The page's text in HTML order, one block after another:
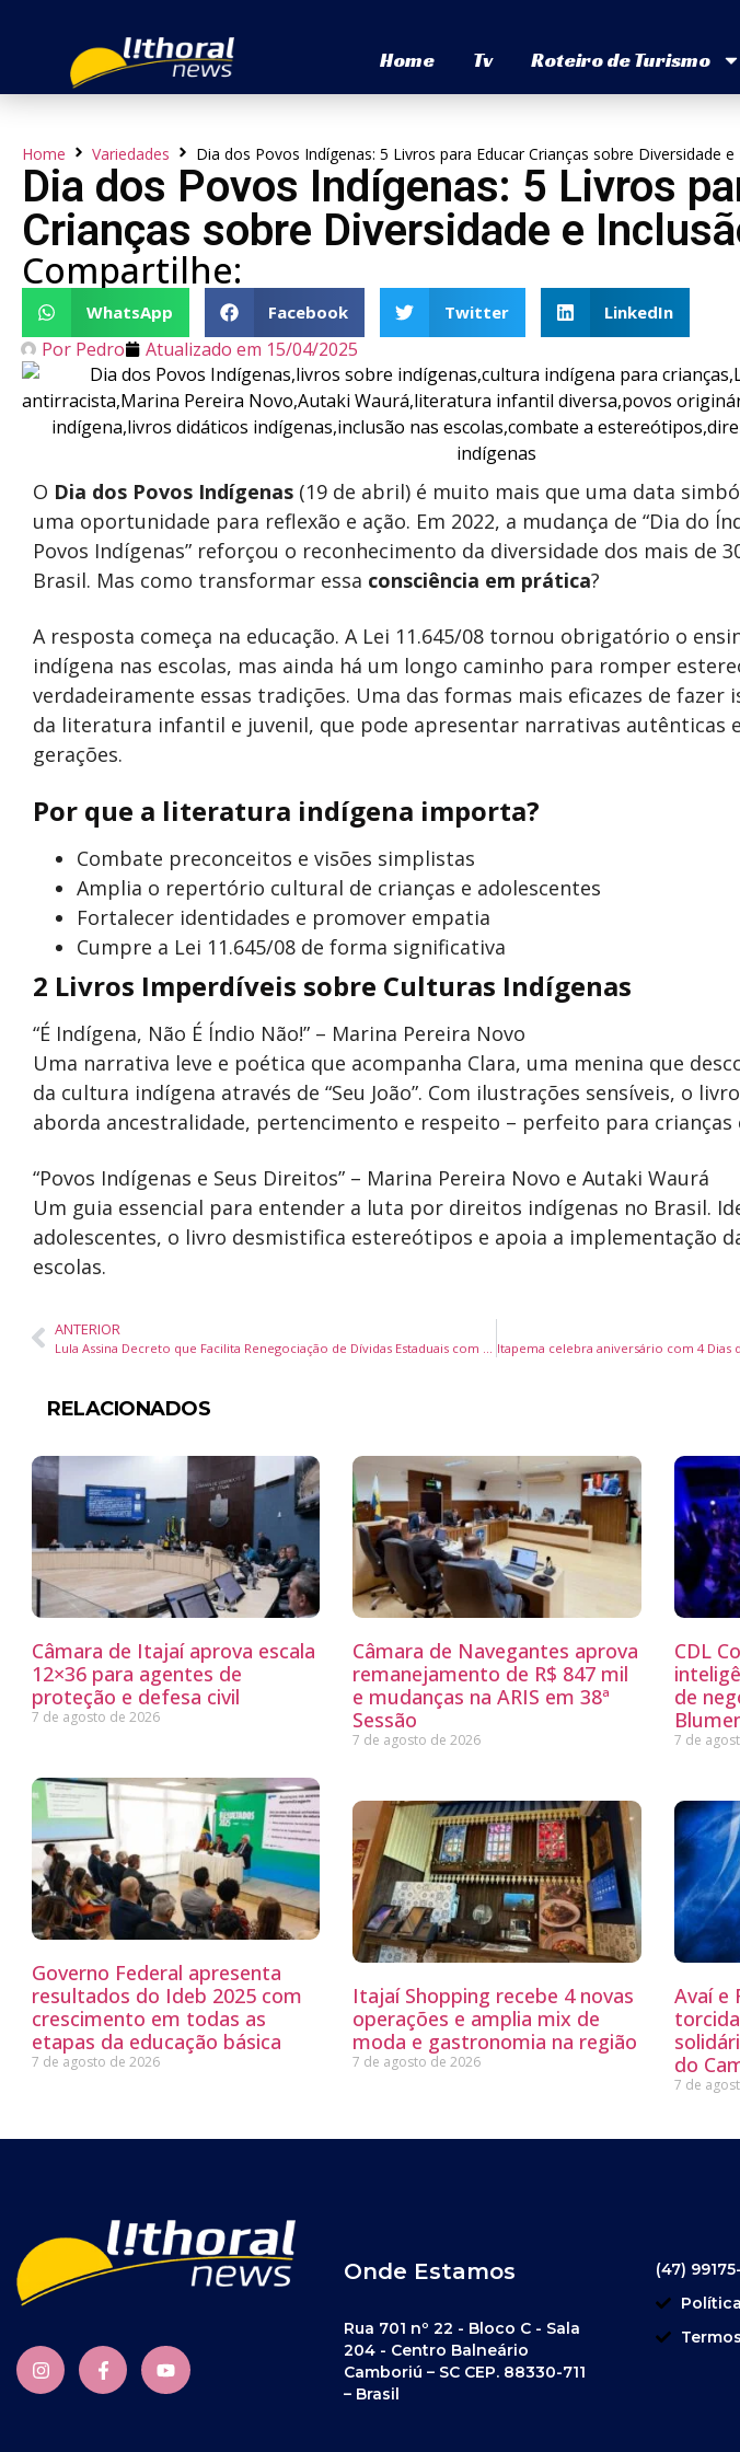
Home Tv Roteiro de Turismo
Home Variedades Dia dos Povos Indígenas: 5 Livros para Educar Crianças sobre Diversidade e
Dia dos Povos Indígenas: 5 Livros
Crianças sobre Diversidade e
Compartilhe:
WhatsApp Facebook Twitter LinkedIn
Por Pedro Atualizado em 15/04/2025
O Dia dos Povos Indígenas (19 de abril) é muito mais que uma data
uma oportunidade para reflexão e ação. Em 2022, a mudança de “Dia do
Povos Indígenas” reforçou o reconhecimento da diversidade dos mais de
Brasil. Mas como transformar essa consciência em prática?
A resposta começa na educação. A Lei 11.645/08 tornou obrigatório o
indígena nas escolas, mas ainda há um longo caminho para romper
verdadeiramente essas tradições. Uma das formas mais eficazes de fazer
da literatura infantil e juvenil, que pode apresentar narrativas autênticas
gerações.
Por que a literatura indígena importa?
Combate preconceitos e visões simplistas
Amplia o repertório cultural de crianças e adolescentes
Fortalecer identidades e promover empatia
Cumpre a Lei 11.645/08 de forma significativa
2 Livros Imperdíveis sobre Culturas Indígenas
“É Indígena, Não É Índio Não!” – Marina Pereira Novo
Uma narrativa leve e poética que acompanha Clara, uma menina que
da cultura indígena através de “Seu João”. Com ilustrações sensíveis, o livro
aborda ancestralidade, pertencimento e respeito – perfeito para crianças
“Povos Indígenas e Seus Direitos” – Marina Pereira Novo e Autaki Waurá
Um guia essencial para entender a luta por direitos indígenas no Brasil.
adolescentes, o livro desmistifica estereótipos e apoia a implementação
escolas.
ANTERIOR
RELACIONADOS
Câmara de Itajaí aprova escala
12×36 para agentes de
proteção e defesa civil
7 de agosto de 2026
Câmara de Navegantes aprova
remanejamento de R$ 847 mil
e mudanças na ARIS em 38ª
Sessão
7 de agosto de 2026
CDL
de
7 de
Governo Federal apresenta
resultados do Ideb 2025 com
crescimento em todas as
etapas da educação básica
7 de agosto de 2026
Itajaí Shopping recebe 4 novas
operações e amplia mix de
moda e gastronomia na região
7 de agosto de 2026
Avaí e
do
7 de
Onde Estamos
Rua 701 nº 22 - Bloco C - Sala
204 - Centro Balneário
Camboriú – SC CEP. 88330-711
– Brasil
(47)